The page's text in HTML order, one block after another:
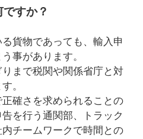
すか？
貨物であっても、輸入申
事があります。
まで税関や関係省庁と対
。
確さを求められることの
を行う通関部、トラック
チームワークで時間との